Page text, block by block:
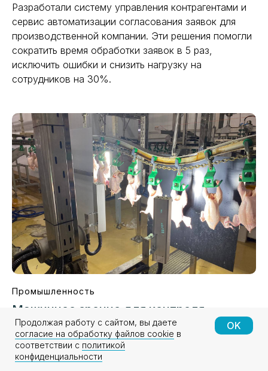
Разработали систему управления контрагентами и
сервис автоматизации согласования заявок для
производственной компании. Эти решения помогли
сократить время обработки заявок в 5 раз,
исключить ошибки и снизить нагрузку на
сотрудников на 30%.
Промышленность
Машинное зрение для контроля
качества куриного мяса
Система ML Sense автоматически с точностью 99%
выявляет дефекты куриных тушек на АО
Продолжая работу с сайтом, вы даете
согласие на обработку файлов cookie в
соответствии с политикой
конфиденциальности
OK